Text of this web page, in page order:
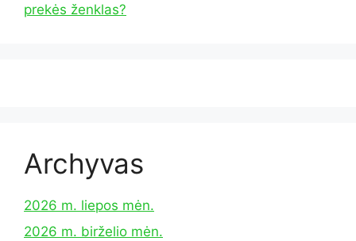
prekės ženklas?
Archyvas
2026 m. liepos mėn.
2026 m. birželio mėn.